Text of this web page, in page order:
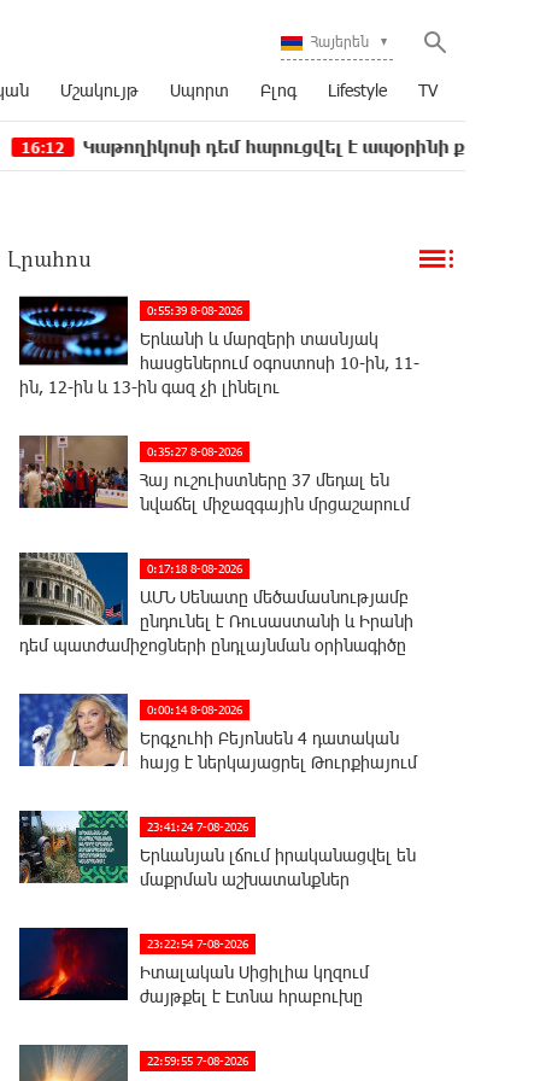
Հայերեն
Մշակույթ Սպորտ Բլոգ Lifestyle TV
դեմ հարուցվել է ապօրինի քրեական վարույթ,
Լրահոս
0:55:39 8-08-2026
Երևանի և մարզերի տասնյակ
հասցեներում օգոստոսի 10-ին, 11-
ին, 12-ին և 13-ին գազ չի լինելու
0:35:27 8-08-2026
Հայ ուշուիստները 37 մեդալ են
նվաճել միջազգային մրցաշարում
0:17:18 8-08-2026
ԱՄՆ Սենատը մեծամասնությամբ
ընդունել է Ռուսաստանի և Իրանի
դեմ պատժամիջոցների ընդլայնման օրինագիծը
0:00:14 8-08-2026
Երգչուհի Բեյոնսեն ​​4 դատական
հայց է ներկայացրել Թուրքիայում
23:41:24 7-08-2026
Երևանյան լճում իրականացվել են
մաքրման աշխատանքներ
23:22:54 7-08-2026
Իտալական Սիցիլիա կղզում
ժայթքել է Էտնա հրաբուխը
22:59:55 7-08-2026